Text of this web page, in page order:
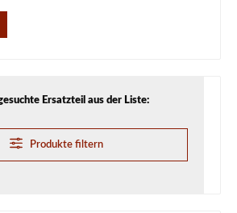
Ersatzteil aus der Liste:
Produkte filtern